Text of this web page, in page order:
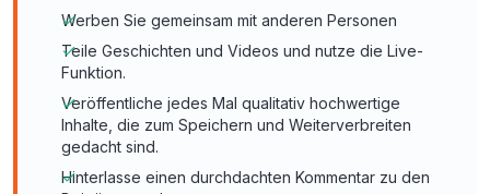
Werben Sie gemeinsam mit anderen Personen
Teile Geschichten und Videos und nutze die Live-
Funktion.
Veröffentliche jedes Mal qualitativ hochwertige
Inhalte, die zum Speichern und Weiterverbreiten
gedacht sind.
Hinterlasse einen durchdachten Kommentar zu den